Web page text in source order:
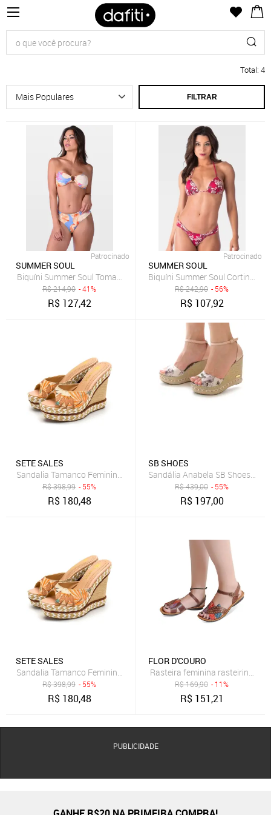
Total: 4
FILTRAR
Patrocinado
SUMMER SOUL
Biquíni Summer Soul Tomara Que Caia Com Bojo Fio Dental Duplo
R$214,90 - 41%
R$ 127,42
Patrocinado
SUMMER SOUL
Biquíni Summer Soul Cortininha
R$242,90 - 56%
R$ 107,92
SETE SALES
Sandalia Tamanco Feminino Anabela com Sisal Tecido Floral
R$398,99 - 55%
R$ 180,48
SB SHOES
Sandália
R$439,00 - 55%
R$ 197,00
SETE SALES
Sandalia Tamanco Feminino Anabela com Sisal Tecido Floral
R$398,99 - 55%
R$ 180,48
FLOR D'COURO
Rasteira feminina rasteirinha
R$169,90 - 11%
R$ 151,21
PUBLICIDADE